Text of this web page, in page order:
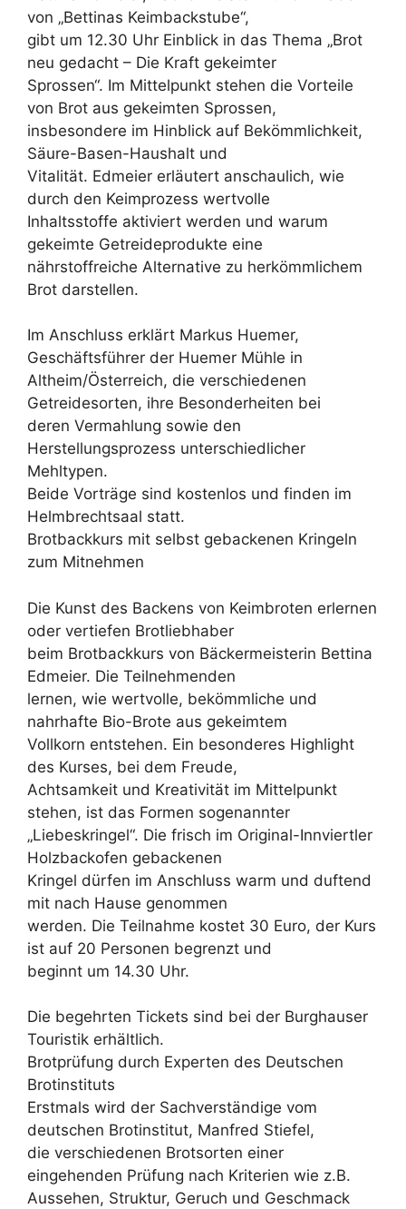
von „Bettinas Keimbackstube“,
gibt um 12.30 Uhr Einblick in das Thema „Brot
neu gedacht – Die Kraft gekeimter
Sprossen“. Im Mittelpunkt stehen die Vorteile
von Brot aus gekeimten Sprossen,
insbesondere im Hinblick auf Bekömmlichkeit,
Säure-Basen-Haushalt und
Vitalität. Edmeier erläutert anschaulich, wie
durch den Keimprozess wertvolle
Inhaltsstoffe aktiviert werden und warum
gekeimte Getreideprodukte eine
nährstoffreiche Alternative zu herkömmlichem
Brot darstellen.
Im Anschluss erklärt Markus Huemer,
Geschäftsführer der Huemer Mühle in
Altheim/Österreich, die verschiedenen
Getreidesorten, ihre Besonderheiten bei
deren Vermahlung sowie den
Herstellungsprozess unterschiedlicher
Mehltypen.
Beide Vorträge sind kostenlos und finden im
Helmbrechtsaal statt.
Brotbackkurs mit selbst gebackenen Kringeln
zum Mitnehmen
Die Kunst des Backens von Keimbroten erlernen
oder vertiefen Brotliebhaber
beim Brotbackkurs von Bäckermeisterin Bettina
Edmeier. Die Teilnehmenden
lernen, wie wertvolle, bekömmliche und
nahrhafte Bio-Brote aus gekeimtem
Vollkorn entstehen. Ein besonderes Highlight
des Kurses, bei dem Freude,
Achtsamkeit und Kreativität im Mittelpunkt
stehen, ist das Formen sogenannter
„Liebeskringel“. Die frisch im Original-Innviertler
Holzbackofen gebackenen
Kringel dürfen im Anschluss warm und duftend
mit nach Hause genommen
werden. Die Teilnahme kostet 30 Euro, der Kurs
ist auf 20 Personen begrenzt und
beginnt um 14.30 Uhr.
Die begehrten Tickets sind bei der Burghauser
Touristik erhältlich.
Brotprüfung durch Experten des Deutschen
Brotinstituts
Erstmals wird der Sachverständige vom
deutschen Brotinstitut, Manfred Stiefel,
die verschiedenen Brotsorten einer
eingehenden Prüfung nach Kriterien wie z.B.
Aussehen, Struktur, Geruch und Geschmack